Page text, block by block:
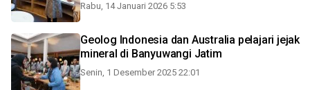
Rabu, 14 Januari 2026 5:53
Geolog Indonesia dan Australia pelajari jejak
mineral di Banyuwangi Jatim
Senin, 1 Desember 2025 22:01